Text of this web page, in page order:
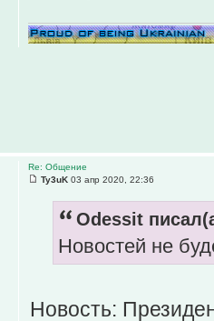
Re: Общение
Ty3uK 03 апр 2020, 22:36
Odessit
Новостей не
Новость: